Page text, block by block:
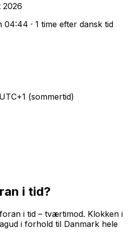
2026
04:44 · 1 time efter dansk tid
(sommertid)
i tid?
i tid – tværtimod. Klokken i
i forhold til Danmark hele